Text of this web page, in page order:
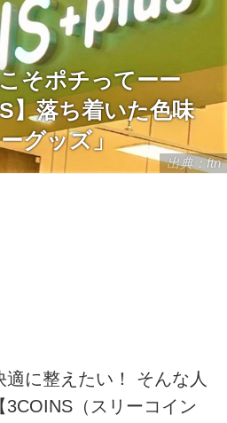
出典：ftn
そポチってーー
】落ち着いた色味
グッズ」
に整えたい！ そんな人
3COINS（スリーコイン